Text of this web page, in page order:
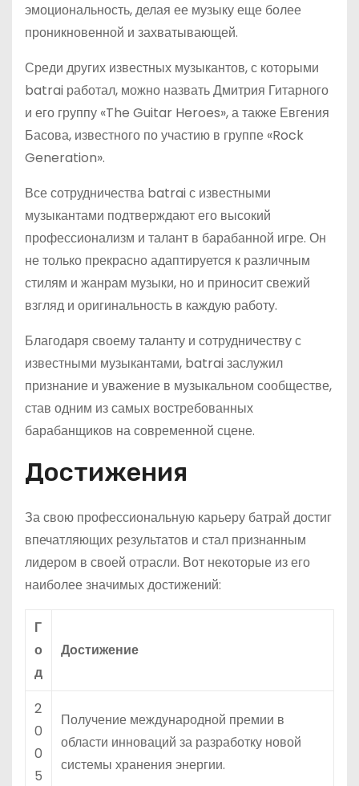
эмоциональность, делая ее музыку еще более
проникновенной и захватывающей.
Среди других известных музыкантов, с которыми
batrai работал, можно назвать Дмитрия Гитарного
и его группу «The Guitar Heroes», а также Евгения
Басова, известного по участию в группе «Rock
Generation».
Все сотрудничества batrai с известными
музыкантами подтверждают его высокий
профессионализм и талант в барабанной игре. Он
не только прекрасно адаптируется к различным
стилям и жанрам музыки, но и приносит свежий
взгляд и оригинальность в каждую работу.
Благодаря своему таланту и сотрудничеству с
известными музыкантами, batrai заслужил
признание и уважение в музыкальном сообществе,
став одним из самых востребованных
барабанщиков на современной сцене.
Достижения
За свою профессиональную карьеру батрай достиг
впечатляющих результатов и стал признанным
лидером в своей отрасли. Вот некоторые из его
наиболее значимых достижений:
Г
о
д
Достижение
2
0
0
5
Получение международной премии в
области инноваций за разработку новой
системы хранения энергии.